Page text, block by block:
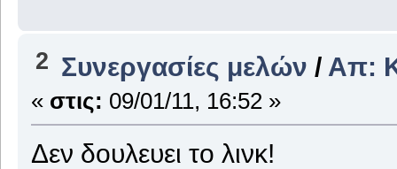
2 Συνεργασίες μελών / Απ:
« στις: 09/01/11, 16:52 »
Δεν δουλευει το λινκ!